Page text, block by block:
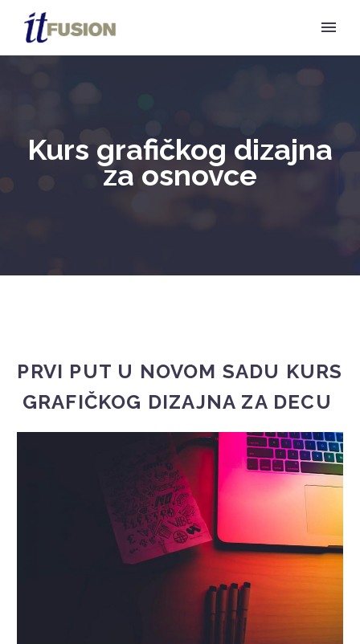
Kurs grafičkog dizajna
za osnovce
PRVI PUT U NOVOM SADU KURS
GRAFIČKOG DIZAJNA ZA DECU